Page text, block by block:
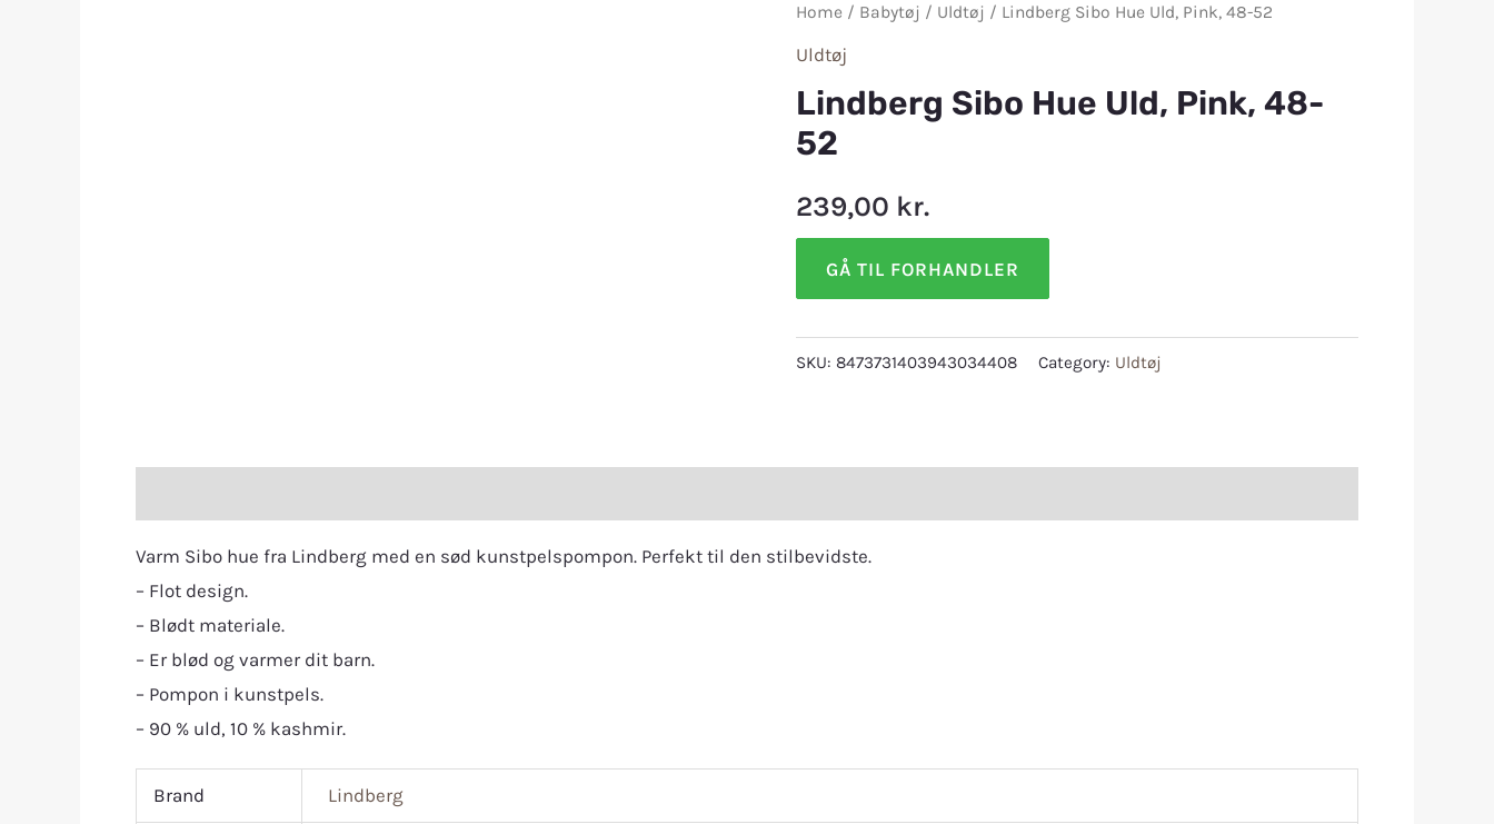
Home / Babytøj / Uldtøj / Lindberg Sibo Hue Uld, Pink, 48-52
Uldtøj
Lindberg Sibo Hue Uld, Pink, 48-
52
239,00 kr.
GÅ TIL FORHANDLER
SKU: 8473731403943034408 Category: Uldtøj
Varm Sibo hue fra Lindberg med en sød kunstpelspompon. Perfekt til den stilbevidste.
– Flot design.
– Blødt materiale.
– Er blød og varmer dit barn.
– Pompon i kunstpels.
– 90 % uld, 10 % kashmir.
Brand Lindberg